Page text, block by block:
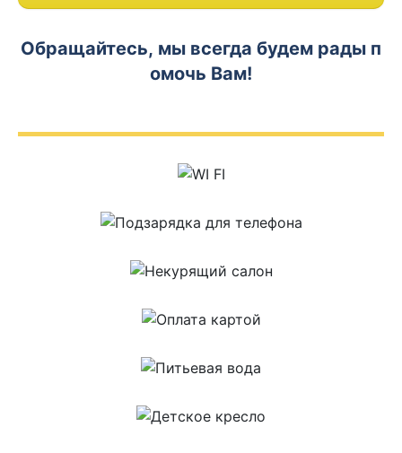
Обращайтесь, мы всегда будем рады п
омочь Вам!